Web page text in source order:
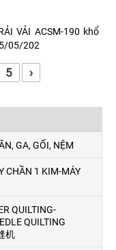
VẢI ACSM-190 khổ
05/202
5 ›
GA, GỐI, NỆM
CHẦN 1 KIM-MÁY
QUILTING-
QUILTING
机